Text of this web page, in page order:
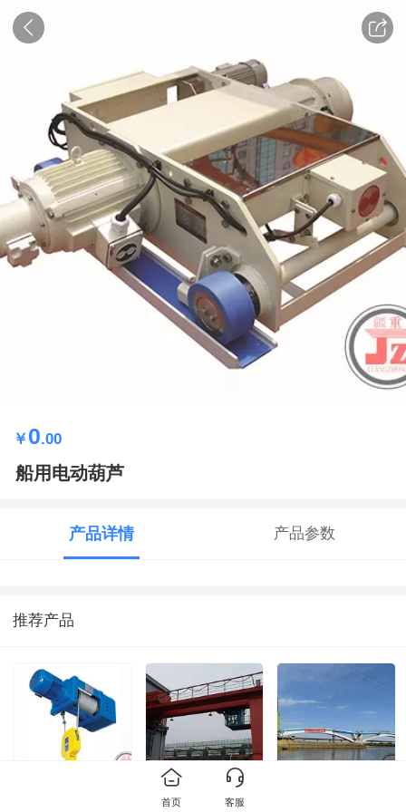
￥ 0.00
船用电动葫芦
产品详情 产品参数
推荐产品
MB半门式起重机
首页 客服